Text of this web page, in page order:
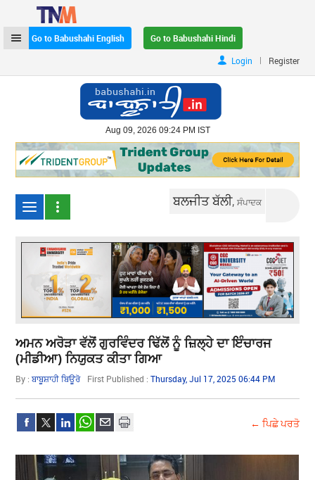
Go to Babushahi English
Go to Babushahi Hindi
Login
| Register
Aug 09, 2026 09:24 PM IST
ਬਲਜੀਤ ਬੱਲੀ,ਸੰਪਾਦਕ
ਅਮਨ ਅਰੋੜਾ ਵੱਲੋਂ ਗੁਰਵਿੰਦਰ ਢਿੱਲੋਂ ਨੂੰ ਜ਼ਿਲ੍ਹੇ ਦਾ ਇੰਚਾਰਜ
(ਮੀਡੀਆ) ਨਿਯੁਕਤ ਕੀਤਾ ਗਿਆ
By :ਬਾਬੂਸ਼ਾਹੀ ਬਿਊਰੋ First Published :Thursday, Jul 17, 2025 06:44 PM
← ਪਿਛੇ ਪਰਤੋ